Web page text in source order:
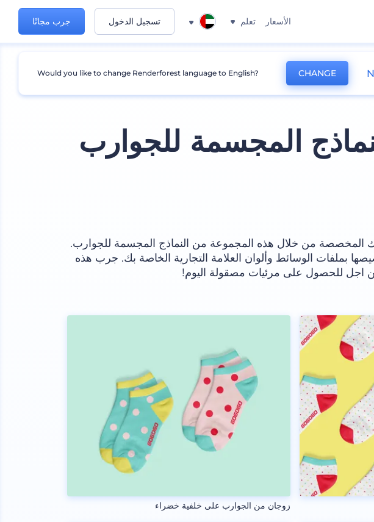
الأسعار تعلم تسجيل الدخول جرب مجانًا
المجسمة للجوارب
المخصصة من خلال هذه المجموعة من النماذج المجسمة للجوارب.
بملفات الوسائط وألوان العلامة التجارية الخاصة بك. جرب هذه
اجل للحصول على مرئيات مصقولة اليوم!
زوجان من الجوارب على خلفية خضراء
Would you like to change Renderforest language to English? CHANGE